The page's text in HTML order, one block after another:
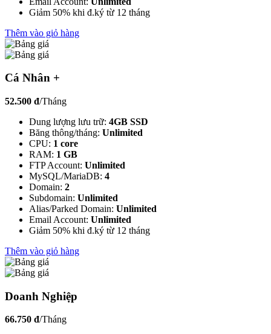
Giảm 50% khi đ.ký từ 12 tháng
Thêm vào giỏ hàng
Cá Nhân +
52.500 đ/Tháng
Dung lượng lưu trữ: 4GB SSD
Băng thông/tháng: Unlimited
CPU: 1 core
RAM: 1 GB
FTP Account: Unlimited
MySQL/MariaDB: 4
Domain: 2
Subdomain: Unlimited
Alias/Parked Domain: Unlimited
Email Account: Unlimited
Giảm 50% khi đ.ký từ 12 tháng
Thêm vào giỏ hàng
Doanh Nghiệp
66.750 đ/Tháng